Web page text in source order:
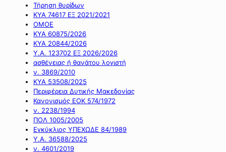
Τήρηση θυρίδων
ΚΥΑ 74617 ΕΞ 2021/2021
ΟΜΟΕ
ΚΥΑ 60875/2026
ΚΥΑ 20844/2026
Υ.Α. 123702 ΕΞ 2026/2026
ασθένειας ή θανάτου λογιστή
ν. 3869/2010
ΚΥΑ 53508/2025
Περιφέρεια Δυτικής Μακεδονίας
Κανονισμός ΕΟΚ 574/1972
ν. 2238/1994
ΠΟΛ 1005/2005
Εγκύκλιος ΥΠΕΧΩΔΕ 84/1989
Υ.Α. 36588/2025
ν. 4601/2019